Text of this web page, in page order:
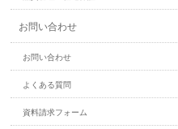
お問い合わせ
お問い合わせ
よくある質問
資料請求フォーム